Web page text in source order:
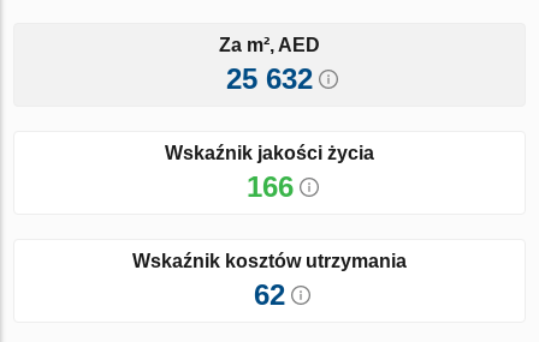
Za m², AED
25 632
Wskaźnik jakości życia
166
Wskaźnik kosztów utrzymania
62